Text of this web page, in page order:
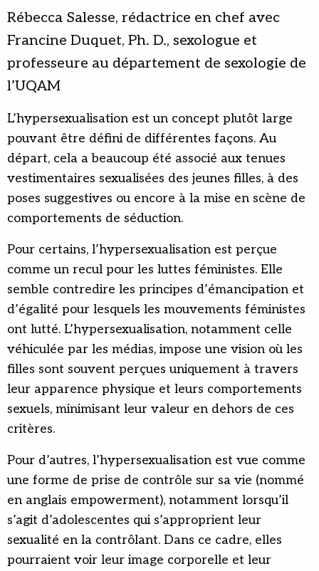
Rébecca Salesse, rédactrice en chef avec
Francine Duquet, Ph. D., sexologue et
professeure au département de sexologie de
l’UQAM
L’hypersexualisation est un concept plutôt large
pouvant être défini de différentes façons. Au
départ, cela a beaucoup été associé aux tenues
vestimentaires sexualisées des jeunes filles, à des
poses suggestives ou encore à la mise en scène de
comportements de séduction.
Pour certains, l’hypersexualisation est perçue
comme un recul pour les luttes féministes. Elle
semble contredire les principes d’émancipation et
d’égalité pour lesquels les mouvements féministes
ont lutté. L’hypersexualisation, notamment celle
véhiculée par les médias, impose une vision où les
filles sont souvent perçues uniquement à travers
leur apparence physique et leurs comportements
sexuels, minimisant leur valeur en dehors de ces
critères.
Pour d’autres, l’hypersexualisation est vue comme
une forme de prise de contrôle sur sa vie (nommé
en anglais empowerment), notamment lorsqu’il
s’agit d’adolescentes qui s’approprient leur
sexualité en la contrôlant. Dans ce cadre, elles
pourraient voir leur image corporelle et leur